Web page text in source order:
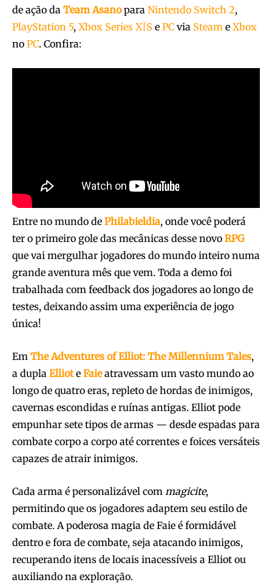
de ação da Team Asanopara Nintendo Switch 2,
PlayStation 5, Xbox Series X|S e PC via Steam e Xbox
no PC. Confira:
Entre no mundo de Philabieldia, onde você poderá
ter o primeiro gole das mecânicas desse novo RPG
que vai mergulhar jogadores do mundo inteiro numa
grande aventura mês que vem. Toda a demo foi
trabalhada com feedback dos jogadores ao longo de
testes, deixando assim uma experiência de jogo
única!
Em The Adventures of Elliot: The Millennium Tales,
a dupla Elliote Faieatravessam um vasto mundo ao
longo de quatro eras, repleto de hordas de inimigos,
cavernas escondidas e ruínas antigas. Elliot pode
empunhar sete tipos de armas — desde espadas para
combate corpo a corpo até correntes e foices versáteis
capazes de atrair inimigos.
Cada arma é personalizável com magicite,
permitindo que os jogadores adaptem seu estilo de
combate. A poderosa magia de Faie é formidável
dentro e fora de combate, seja atacando inimigos,
recuperando itens de locais inacessíveis a Elliot ou
auxiliando na exploração.